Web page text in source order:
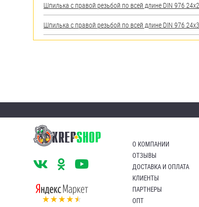
Шпилька с правой резьбой по всей длине DIN 976
Шпилька с правой резьбой по всей длине DIN 976
О КОМПАНИИ
ОТЗЫВЫ
ДОСТАВКА И ОПЛАТА
КЛИЕНТЫ
ПАРТНЕРЫ
ОПТ